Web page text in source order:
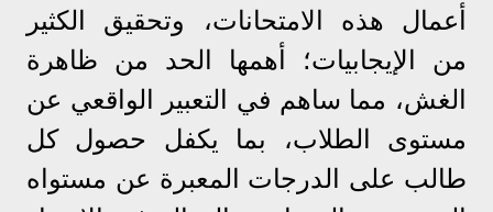
أعمال هذه الامتحانات، وتحقيق الكثير
من الإيجابيات؛ أهمها الحد من ظاهرة
الغش، مما ساهم في التعبير الواقعي عن
مستوى الطلاب، بما يكفل حصول كل
طالب على الدرجات المعبرة عن مستواه